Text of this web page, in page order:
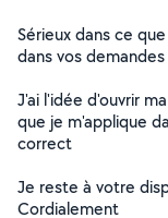
Sérieux dans ce
dans vos demandes
J'ai l'idée d'ouvrir
que je m'applique
correct
Je reste à votre
Cordialement